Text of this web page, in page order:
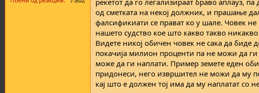
рекетот да го легализираат браво аплауз,
од сметката на некој должник, и прашање
фалсификиати се прават ко у шале. Човек
нашето судство кое што какво такво
Видете никој обичен човек не сака да биде
покачија милион проценти па не можи да
може да ги наплати. Пример земете еден
придонеси, него извршител не можи да му
кај што е должен тој има да му наплатат со